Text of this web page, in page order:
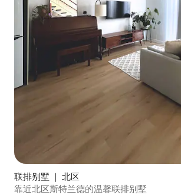
联排别墅 ｜ 北区
靠近北区斯特兰德的温馨联排别墅